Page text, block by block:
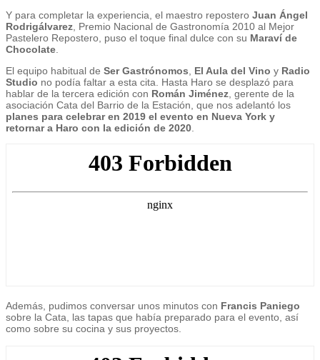
Y para completar la experiencia, el maestro repostero Juan Ángel
Rodrigálvarez , Premio Nacional de Gastronomía 2010 al Mejor
Pastelero Repostero, puso el toque final dulce con su Maraví de
Chocolate
El equipo habitual de Ser Gastrónomos El Aula del Vino y Radio
Studio no podía faltar a esta cita. Hasta Haro se desplazó para
hablar de la tercera edición con Román Jiménez , gerente de la
asociación Cata del Barrio de la Estación, que nos adelantó los
planes para celebrar en 2019 el evento en Nueva York y
retornar a Haro con la edición de 2020
Además, pudimos conversar unos minutos con Francis Paniego
sobre la Cata, las tapas que había preparado para el evento, así
como sobre su cocina y sus proyectos.